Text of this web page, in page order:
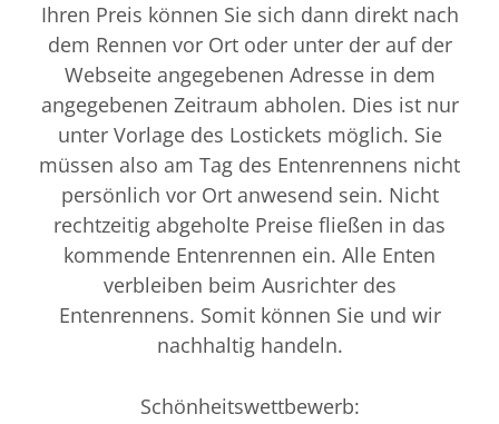
Ihren Preis können Sie sich dann direkt nach
dem Rennen vor Ort oder unter der auf der
Webseite angegebenen Adresse in dem
angegebenen Zeitraum abholen. Dies ist nur
unter Vorlage des Lostickets möglich. Sie
müssen also am Tag des Entenrennens nicht
persönlich vor Ort anwesend sein. Nicht
rechtzeitig abgeholte Preise fließen in das
kommende Entenrennen ein. Alle Enten
verbleiben beim Ausrichter des
Entenrennens. Somit können Sie und wir
nachhaltig handeln.
Schönheitswettbewerb: